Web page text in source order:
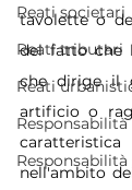
Reati societari
Reati tributari
Reati
tavolette o
del fatto che
che dirige il
artificio o
nell'ambito